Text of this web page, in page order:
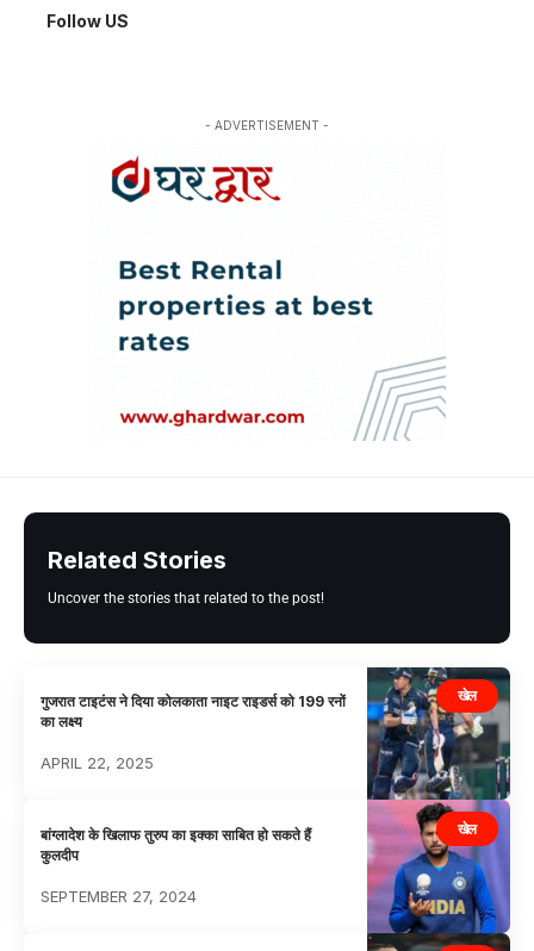
Follow US
- ADVERTISEMENT -
Related Stories
Uncover the stories that related to the post!
खेल
गुजरात टाइटंस ने दिया कोलकाता नाइट राइडर्स को 199 रनों
का लक्ष्य
APRIL 22, 2025
खेल
बांग्लादेश के खिलाफ तुरुप का इक्का साबित हो सकते हैं
कुलदीप
SEPTEMBER 27, 2024